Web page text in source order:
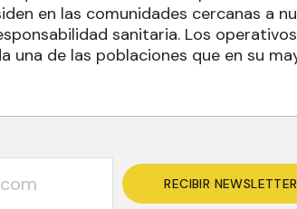
en las comunidades cercanas a
sanitaria. Los
una de las poblaciones que en su
RECIBIR NEWSLETTER